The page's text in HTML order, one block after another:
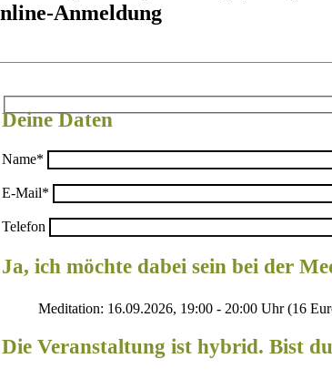
Anmeldung
Deine Daten
Name*
E-Mail*
Telefon
Ja, ich möchte dabei sein bei der
Meditation: 16.09.2026, 19:00 - 20:00 Uhr (16
Die Veranstaltung ist hybrid. Bist